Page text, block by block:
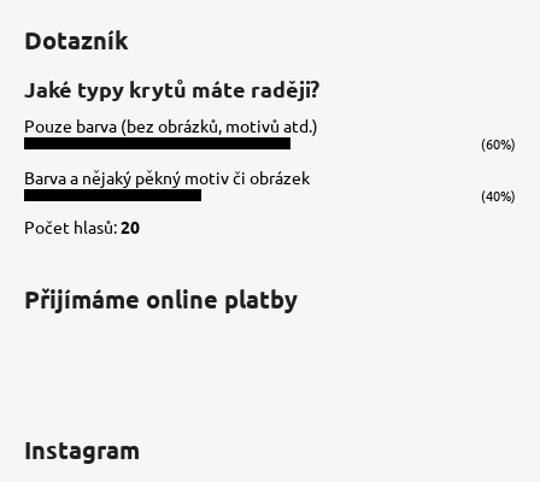
Dotazník
Jaké typy krytů máte raději?
Pouze barva (bez obrázků, motivů atd.)
(60%)
Barva a nějaký pěkný motiv či obrázek
(40%)
Počet hlasů:20
Přijímáme online platby
Instagram